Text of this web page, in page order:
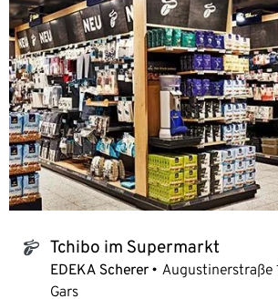
tchibo_logo Tchibo im Supermarkt
EDEKA Scherer Augustinerstraße
Gars